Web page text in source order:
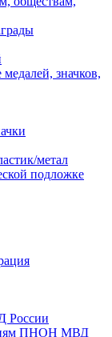
значков,
метал
подложке
России
ПНОН МВД